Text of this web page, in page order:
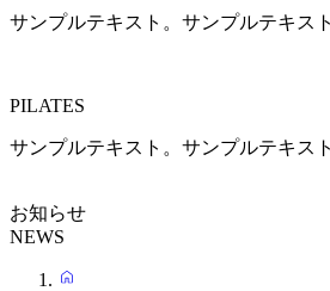
サンプルテキスト。サンプルテキスト
PILATES
サンプルテキスト。サンプルテキスト
お知らせ
NEWS